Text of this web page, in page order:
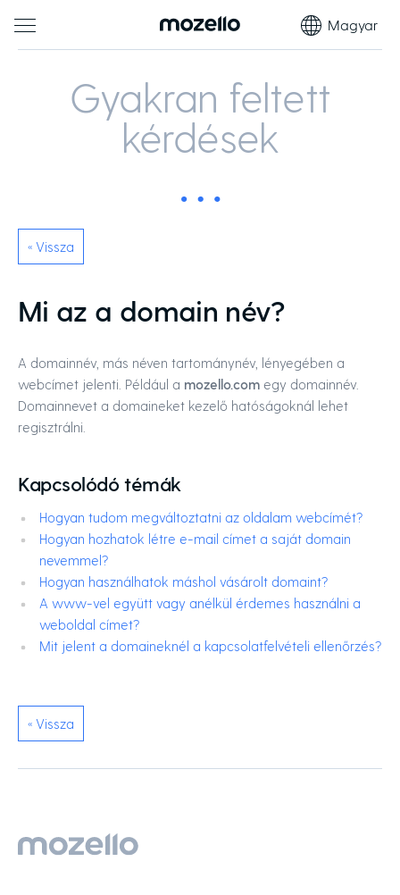
Magyar
Gyakran feltett
kérdések
« Vissza
Mi az a domain név?
A domainnév, más néven tartománynév, lényegében a
webcímet jelenti. Például a mozello.com egy domainnév.
Domainnevet a domaineket kezelő hatóságoknál lehet
regisztrálni.
Kapcsolódó témák
Hogyan tudom megváltoztatni az oldalam webcímét?
Hogyan hozhatok létre e-mail címet a saját domain
nevemmel?
Hogyan használhatok máshol vásárolt domaint?
A www-vel együtt vagy anélkül érdemes használni a
weboldal címet?
Mit jelent a domaineknél a kapcsolatfelvételi ellenőrzés?
« Vissza